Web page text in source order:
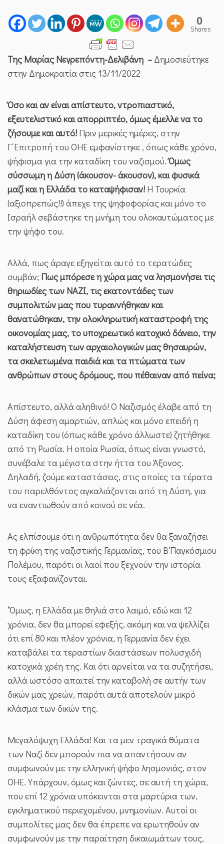
ΝΙΑΓΆΡΑ!
0
Shares
Της Μαρίας Νεγρεπόντη-Δελιβάνη – Δημοσιεύτηκε
στην Δημοκρατία στις 13/11/2022
Όσο και αν είναι απίστευτο, ντροπιαστικό,
εξευτελιστικό και απορριπτέο, όμως έμελλε να το
ζήσουμε και αυτό! Πριν μερικές ημέρες, στην
Γ΄Επιτροπή του ΟΗΕ εμφανίστηκε , όπως κάθε χρόνο,
ψήφισμα για την καταδίκη του ναζισμού.Όμως
σύσσωμη η Δύση (άκουσον- άκουσον), και φυσικά
μαζί και η Ελλάδα το καταψήφισαν! Η Τουρκία
(αξιοπρεπώς!!) άπεχε της ψηφοφορίας και μόνο το
Ισραήλ σεβάστηκε τη μνήμη του ολοκαυτώματος με
την ψήφο του.
Αλλά, πως άραγε εξηγείται αυτό το τερατώδες
συμβάν; Πως μπόρεσε η χώρα μας να λησμονήσει τις
θηριωδίες των ΝΑΖΙ, τις εκατοντάδες των
συμπολιτών μας που τυραννήθηκαν και
θανατώθηκαν, την ολοκληρωτική καταστροφή της
οικονομίας μας, το υποχρεωτικό κατοχικό δάνειο, την
καταλήστευση των αρχαιολογικών μας θησαυρών,
τα σκελετωμένα παιδιά και τα πτώματα των
ανθρώπων στους δρόμους, που πέθαιναν από πείνα;
Απίστευτο, αλλά αληθινό! Ο Ναζισμός έλαβε από τη
Δύση άφεση αμαρτιών, απλώς και μόνο επειδή η
καταδίκη του (όπως κάθε χρόνο άλλωστε) ζητήθηκε
από τη Ρωσία. Η οποία Ρωσία, όπως είναι γνωστό,
συνέβαλε τα μέγιστα στην ήττα του Άξονος.
Δηλαδή, ζούμε καταστάσεις, στις οποίες τα τέρατα
του παρελθόντος αγκαλιάζονται από τη Δύση, για
να εναντιωθούν από κοινού σε νέα.
Ας ελπίσουμε ότι η ανθρωπότητα δεν θα ξαναζήσει
τη φρίκη της ναζιστικής Γερμανίας, του Β’Παγκόσμιου
Πολέμου, παρότι οι λαοί που ξεχνούν την ιστορία
τους εξαφανίζονται.
‘Όμως, η Ελλάδα με θηλιά στο λαιμό, εδώ και 12
χρόνια, δεν θα μπορεί εφεξής, ακόμη και να ψελλίζει
ότι επί 80 και πλέον χρόνια, η Γερμανία δεν έχει
καταβάλει τα τεραστίων διαστάσεων πολυσχιδή
κατοχικά χρέη της. Και ότι αρνείται να τα συζητήσει,
αλλά ωστόσο απαιτεί την καταβολή σε αυτήν των
δικών μας χρεών, παρότι αυτά αποτελούν μικρό
κλάσμα των δικών της.
Μεγαλόψυχη Ελλάδα! Και τα μεν τραγικά θύματα
των Ναζί δεν μπορούν πια να απαντήσουν αν
συμφωνούν με την ελληνική ψήφο λησμονιάς, στον
ΟΗΕ. Υπάρχουν, όμως και ζώντες, σε αυτή τη χώρα,
που επί 12 χρόνια υπόκεινται στα μαρτύρια των,
εγκληματικού περιεχομένου, μνημονίων. Αυτοί οι
συμπολίτες μας δεν θα έπρεπε να ερωτηθούν αν
συμφωνούν με την παραίτηση δικαιωμάτων τους,